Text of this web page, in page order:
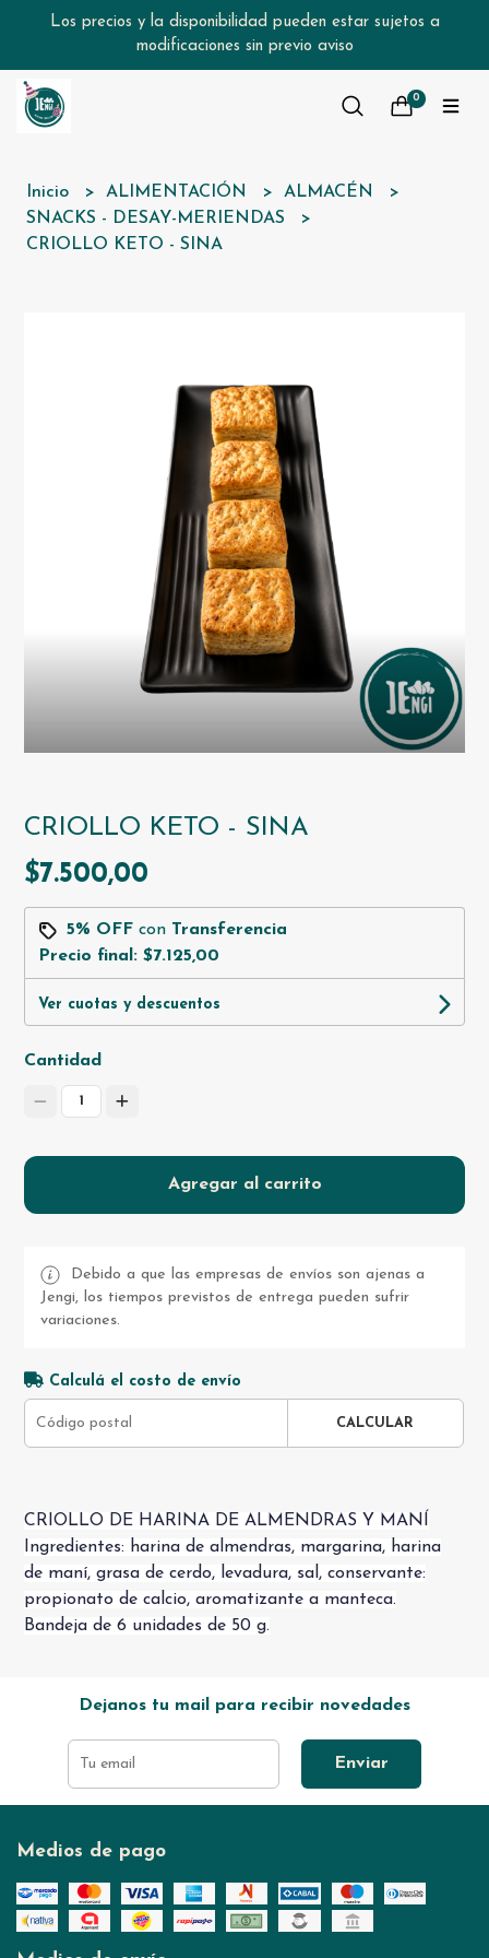
Los precios y la disponibilidad pueden estar sujetos a
modificaciones sin previo aviso
0
Inicio ALIMENTACIÓN
ALMACÉN
SNACKS - DESAY-MERIENDAS
CRIOLLO KETO - SINA
CRIOLLO KETO - SINA
$7.500,00
5% OFF con Transferencia
Precio final:$7.125,00
Ver cuotas y descuentos
Cantidad
1
Agregar al carrito
Debido a que las empresas de envíos son ajenas a
Jengi, los tiempos previstos de entrega pueden sufrir
variaciones.
Calculá el costo de envío
CALCULAR
CRIOLLO DE HARINA DE ALMENDRAS Y MANÍ
Ingredientes: harina de almendras, margarina, harina
de maní, grasa de cerdo, levadura, sal, conservante:
propionato de calcio, aromatizante a manteca.
Bandeja de 6 unidades de 50 g.
Dejanos tu mail para recibir novedades
Enviar
Medios de pago